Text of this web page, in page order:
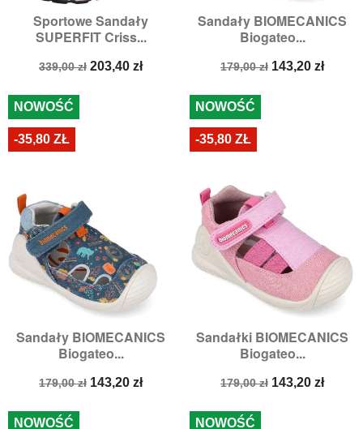
Sportowe Sandały
SUPERFIT Criss...
Cena
339,00 zł Cena
203,40 zł
Sandały BIOMECANICS
Biogateo...
Cena
179,00 zł Cena
143,20 zł
Sandały BIOMECANICS
Biogateo...
Cena
179,00 zł Cena
143,20 zł
NOWOŚĆ
-35,80 ZŁ
Sandałki BIOMECANICS
Biogateo...
Cena
179,00 zł Cena
143,20 zł
NOWOŚĆ
-35,80 ZŁ
NOWOŚĆ NOWOŚĆ